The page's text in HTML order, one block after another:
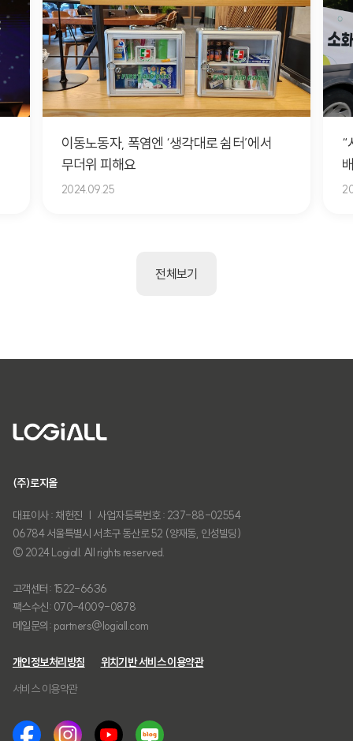
이동노동자, 폭염엔 ‘생각대로 쉼터’에서
무더위 피해요
2024.09.25
“
전체보기
(주)로지올
대표이사 : 채헌진 | 사업자등록번호 : 237-88-02554
06784 서울특별시 서초구 동산로 52 (양재동, 인성빌딩)
© 2024 Logiall. All rights reserved.
고객센터: 1522-6636
팩스수신: 070-4009-0878
메일문의: partners@logiall.com
개인정보처리방침
위치기반 서비스 이용약관
서비스 이용약관